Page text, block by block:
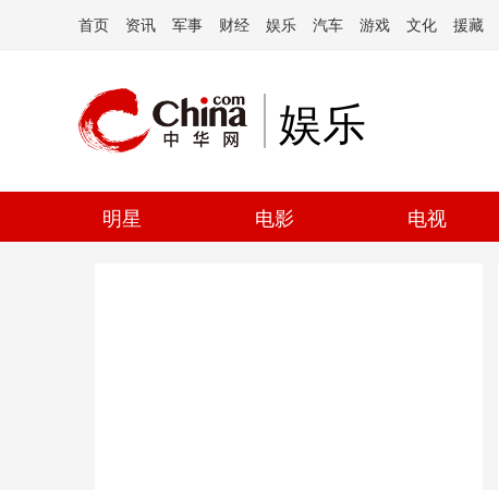
首页 资讯 军事 财经 娱乐 汽车 游戏 文化 援藏
娱乐
明星 电影 电视